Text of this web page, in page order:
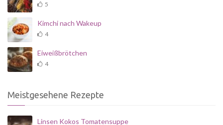
5
Kimchi nach Wakeup
4
Eiweißbrötchen
4
Meistgesehene Rezepte
Linsen Kokos Tomatensuppe